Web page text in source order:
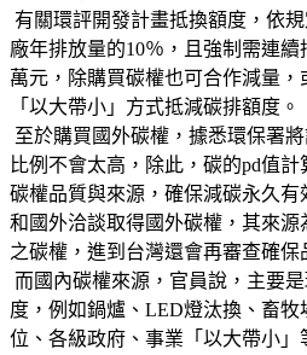
有關環評開發計畫抵換額度，依
廠年排放量的10％，且強制需連
萬元，除購買碳權也可合作減量，
「以大帶小」方式抵減碳排額度。
至於購買國外碳權，據悉環保署
比例不會太高，除此，碳的pd值
碳權品質與來源，確保減碳永久
和國外洽談取得國外碳權，其來
之碳權，進到台灣還會再審查確保
而國內碳權來源，官員說，主要
度，例如鍋爐、LED燈汰換、畜
位、各級政府、事業「以大帶小